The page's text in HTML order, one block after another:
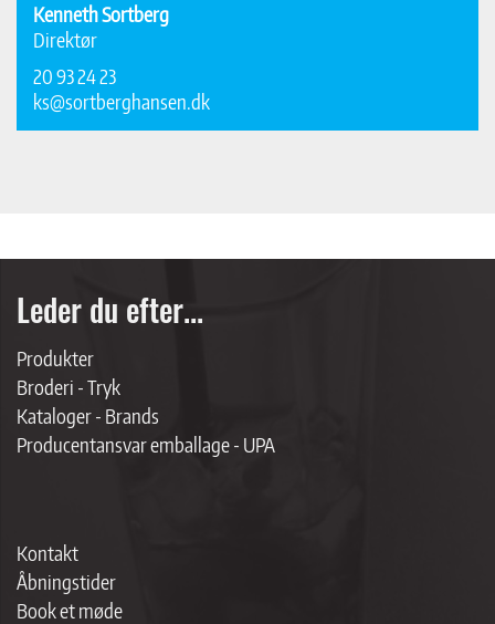
Kenneth Sortberg
Direktør
20 93 24 23
ks@sortberghansen.dk
Leder du efter...
Produkter
Broderi - Tryk
Kataloger - Brands
Producentansvar emballage - UPA
Kontakt
Åbningstider
Book et møde